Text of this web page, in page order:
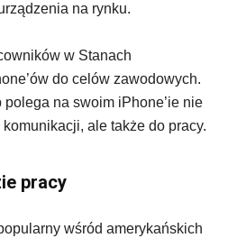
na rynku.
w Stanach
do celów zawodowych.
na swoim iPhone’ie nie
ale także do pracy.
pracy
wśród amerykańskich